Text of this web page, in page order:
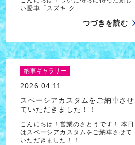
い愛車「スズキ ク…
つづきを読む
納車ギャラリー
2026.04.11
スペーシアカスタムをご納車させ
ていただきました！！
こんにちは！営業のさとうです！ 本日
はスペーシアカスタムをご納車させて
いただきました！！ …